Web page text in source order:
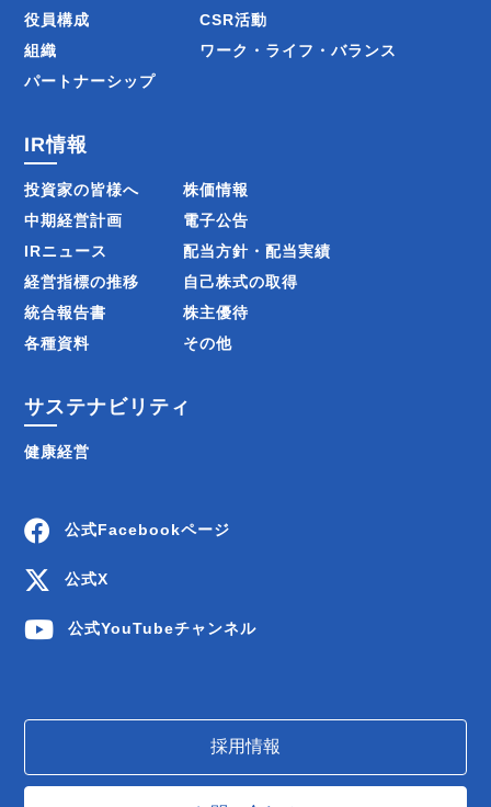
役員構成
組織
パートナーシップ
CSR活動
ワーク・ライフ・バランス
IR情報
投資家の皆様へ
中期経営計画
IRニュース
経営指標の推移
統合報告書
各種資料
株価情報
電子公告
配当方針・配当実績
自己株式の取得
株主優待
その他
サステナビリティ
健康経営
公式Facebookページ
公式X
公式YouTubeチャンネル
採用情報